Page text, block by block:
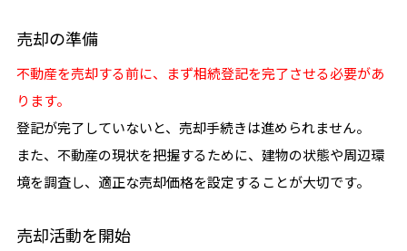
売却の準備
不動産を売却する前に、まず相続登記を完了させる必要があ
ります。
登記が完了していないと、売却手続きは進められません。
また、不動産の現状を把握するために、建物の状態や周辺環
境を調査し、適正な売却価格を設定することが大切です。
売却活動を開始